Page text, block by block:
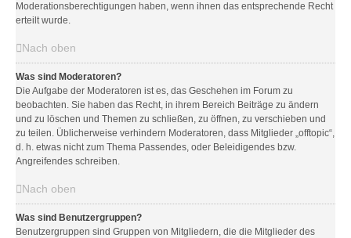
Moderationsberechtigungen haben, wenn ihnen das entsprechende Recht
erteilt wurde.
Nach oben
Was sind Moderatoren?
Die Aufgabe der Moderatoren ist es, das Geschehen im Forum zu
beobachten. Sie haben das Recht, in ihrem Bereich Beiträge zu ändern
und zu löschen und Themen zu schließen, zu öffnen, zu verschieben und
zu teilen. Üblicherweise verhindern Moderatoren, dass Mitglieder „offtopic“,
d. h. etwas nicht zum Thema Passendes, oder Beleidigendes bzw.
Angreifendes schreiben.
Nach oben
Was sind Benutzergruppen?
Benutzergruppen sind Gruppen von Mitgliedern, die die Mitglieder des